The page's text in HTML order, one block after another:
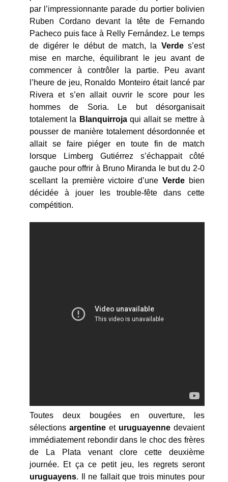
par l’impressionnante parade du portier bolivien
Ruben Cordano devant la tête de Fernando
Pacheco puis face à Relly Fernández. Le temps
de digérer le début de match, la Verdes’est
mise en marche, équilibrant le jeu avant de
commencer à contrôler la partie. Peu avant
l’heure de jeu, Ronaldo Monteiro était lancé par
Rivera et s’en allait ouvrir le score pour les
hommes de Soria. Le but désorganisait
totalement la Blanquirrojaqui allait se mettre à
pousser de manière totalement désordonnée et
allait se faire piéger en toute fin de match
lorsque Limberg Gutiérrez s’échappait côté
gauche pour offrir à Bruno Miranda le but du 2-0
scellant la première victoire d’uneVerde bien
décidée à jouer les trouble-fête dans cette
compétition.
Toutes deux bougées en ouverture, les
sélections argentine et uruguayenne devaient
immédiatement rebondir dans le choc des frères
de La Plata venant clore cette deuxième
journée. Et ça ce petit jeu, les regrets seront
uruguayens. Il ne fallait que trois minutes pour